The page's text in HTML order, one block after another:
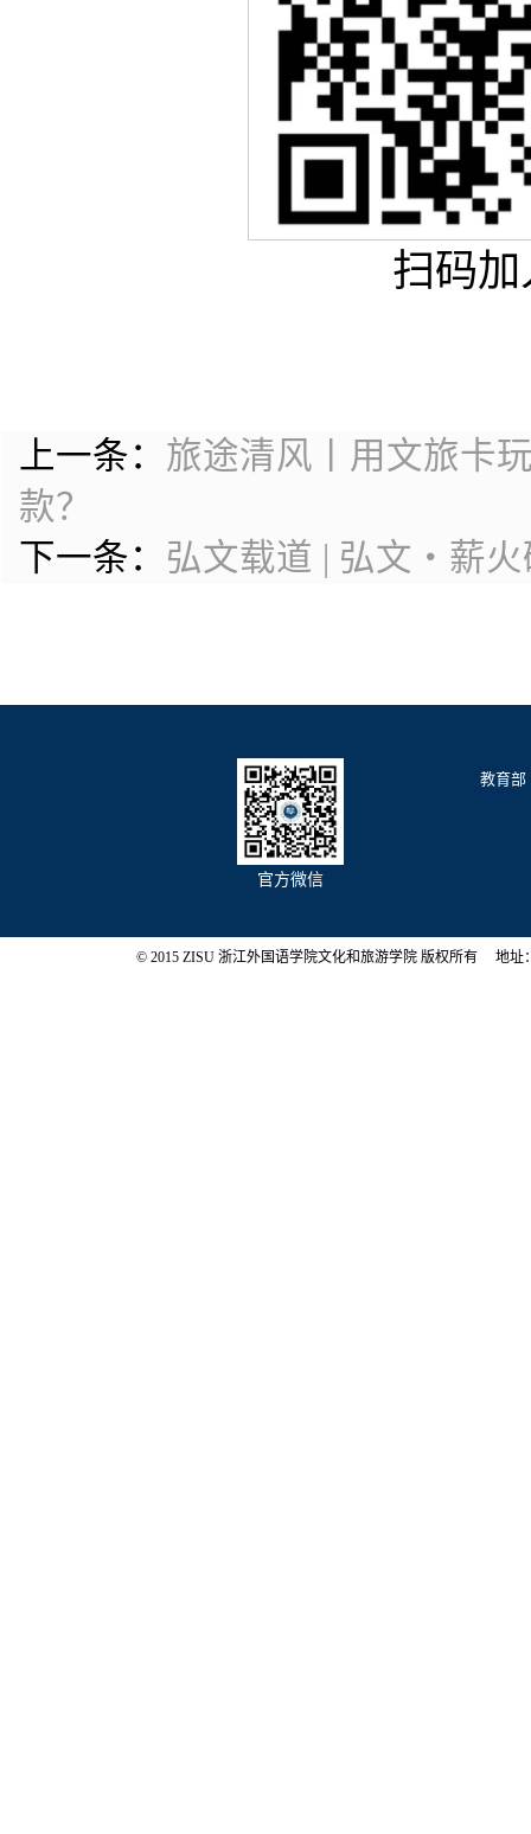
扫码
上一条： 旅途清风丨用文旅卡
款？
下一条： 弘文载道 | 弘文・薪
官方微信
教育部
© 2015 ZISU 浙江外国语学院文化和旅游学院 版权所有 地址